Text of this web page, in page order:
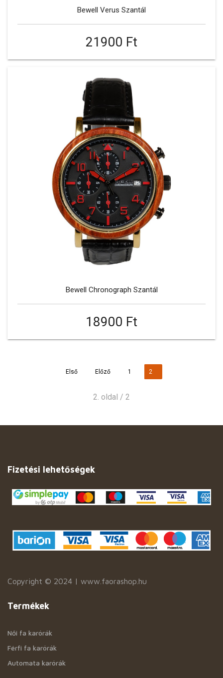
Bewell Verus Szantál
21900 Ft
Bewell Chronograph Szantál
18900 Ft
Első Előző 1 2
2. oldal / 2
Fizetési lehetőségek
Copyright © 2024 | www.faorashop.hu
Termékek
Női fa karórák
Férfi fa karórák
Automata karórák